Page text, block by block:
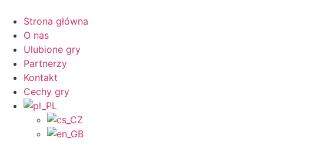
treści
Strona główna
O nas
Ulubione gry
Partnerzy
Kontakt
Cechy gry